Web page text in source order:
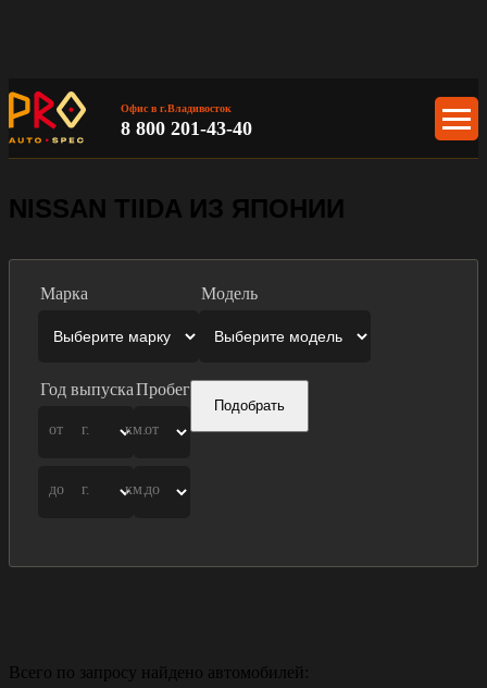
Офис в г.Владивосток
8 800 201-43-40
NISSAN TIIDA ИЗ ЯПОНИИ
Марка Модель
Год выпуска
от г.
до г.
Пробег
от
км.
до
км.
Подобрать
Всего по запросу найдено автомобилей: